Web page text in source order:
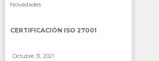
Novedades
CERTIFICACIÓN ISO 27001
Octubre 31, 2021